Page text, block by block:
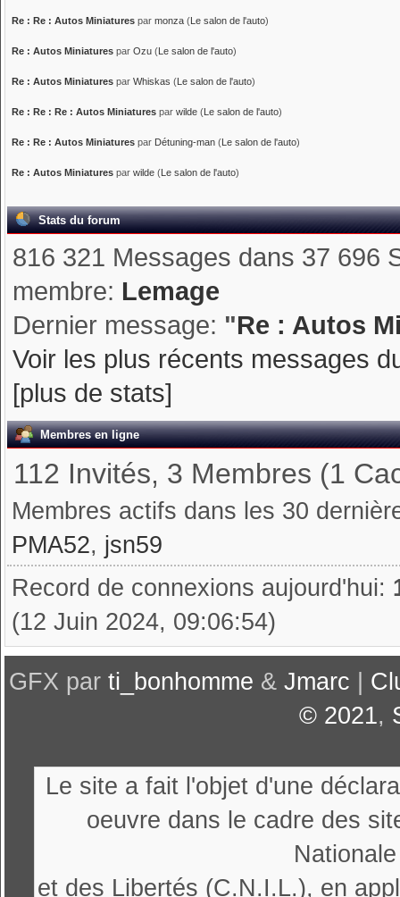
Re : Re : Autos Miniatures parmonza (Le salon de l'auto)
Re : Autos Miniatures parOzu (Le salon de l'auto)
Re : Autos Miniatures parWhiskas (Le salon de l'auto)
Re : Re : Re : Autos Miniatures parwilde (Le salon de l'auto)
Re : Re : Autos Miniatures par Détuning-man (Le salon de l'auto)
Re : Autos Miniatures parwilde (Le salon de l'auto)
Stats du forum
816 321 Messages dans 37 696
membre: Lemage
Dernier message: "Re : Autos
Voir les plus récents messages
[plus de stats]
Membres en ligne
112 Invités, 3 Membres (1
Membres actifs dans les 30
PMA52, jsn59
Record de connexions aujourd'hui:
(12 Juin 2024, 09:06:54)
GFX par ti_bonhomme & Jmarc
© 2021,
Le site a fait l'objet d'une
oeuvre dans le cadre des
et des Libertés (C.N.I.L.), en